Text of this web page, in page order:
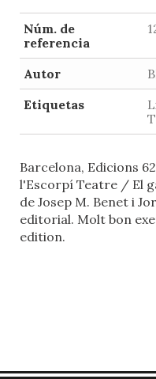
Núm. de
referencia
Autor
Etiquetas
Barcelona, Edicions
l'Escorpí Teatre / El
de Josep M. Benet i
editorial. Molt bon
edition.